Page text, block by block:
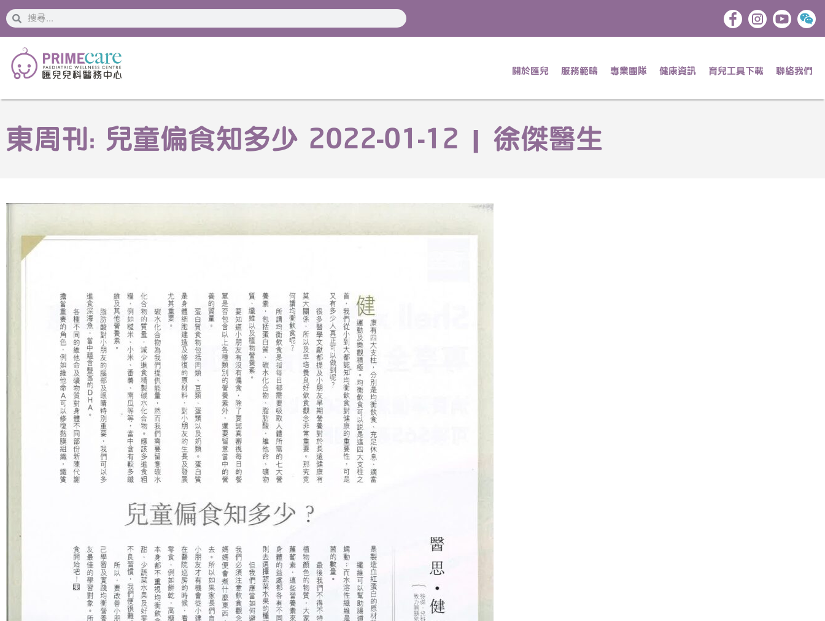
搜
索
搜
索
關於匯兒 服務範疇 專業團隊 健康資訊 育兒工具下載 聯絡我們
東周刊: 兒童偏食知多少 2022-01-12 | 徐傑醫生